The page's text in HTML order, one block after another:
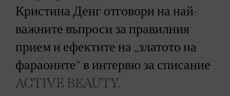
Кристина Денг отговори на най-
важните въпроси за правилния
прием и ефектите на „златото на
фараоните“ в интервю за списание
ACTIVE BEAUTY.